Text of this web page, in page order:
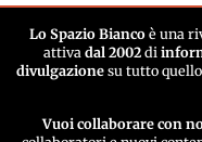
Lo Spazio Biancoè una
attiva dal 2002 di
divulgazione su tutto
Vuoi collaborare con